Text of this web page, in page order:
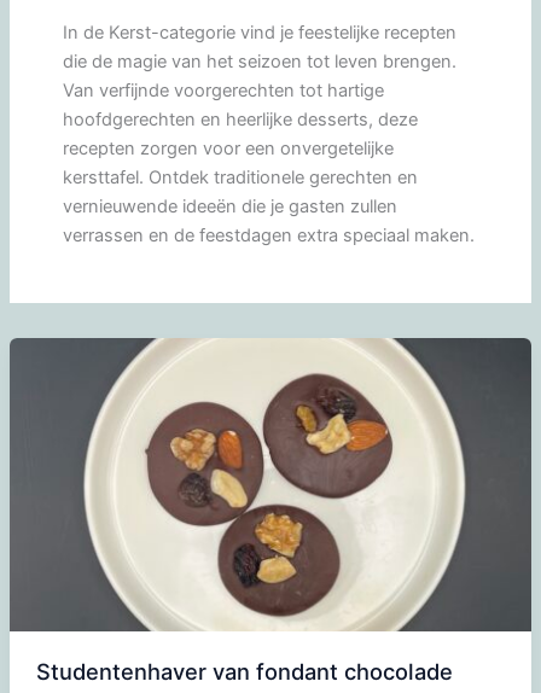
In de Kerst-categorie vind je feestelijke recepten
die de magie van het seizoen tot leven brengen.
Van verfijnde voorgerechten tot hartige
hoofdgerechten en heerlijke desserts, deze
recepten zorgen voor een onvergetelijke
kersttafel. Ontdek traditionele gerechten en
vernieuwende ideeën die je gasten zullen
verrassen en de feestdagen extra speciaal maken.
Studentenhaver van fondant chocolade